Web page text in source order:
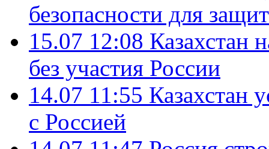
безопасности для
15.07 12:08 Казахстан
без участия России
14.07 11:55 Казахстан
с Россией